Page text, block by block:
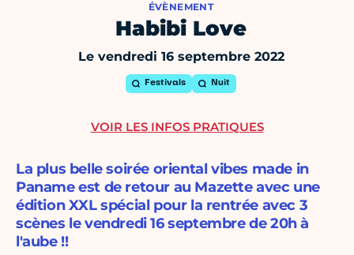
ÉVÈNEMENT
Habibi Love
Le vendredi 16 septembre 2022
Festivals Nuit
La plus belle soirée oriental vibes made in
Paname est de retour au Mazette avec une
édition XXL spécial pour la rentrée avec 3
scènes le vendredi 16 septembre de 20h à
l'aube !!
VOIR LES INFOS PRATIQUES